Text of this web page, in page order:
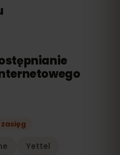
Yettel